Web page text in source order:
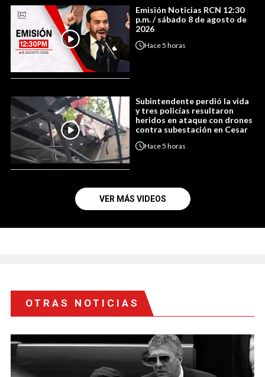
Emisión Noticias RCN 12:30
p.m. / sábado 8 de agosto de
2026
Hace5 horas
Subintendente perdió la vida
y tres policías resultaron
heridos en ataque con drones
contra subestación en Cesar
Hace5 horas
VER MÁS VIDEOS
OTRAS NOTICIAS